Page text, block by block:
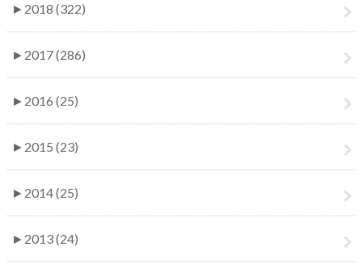
► 2018 (322)
► 2017 (286)
► 2016 (25)
► 2015 (23)
► 2014 (25)
► 2013 (24)